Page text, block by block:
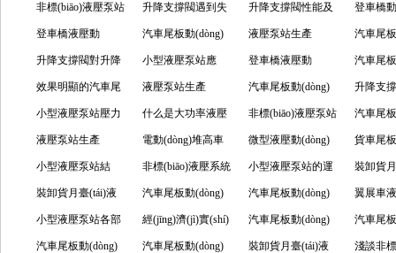
因
成 么要求？ 意什么？
(dòng)力單元使用
應(yīng)注意的事
項(xiàng)？
(tǒng)是由哪幾部
分組成？
么工作的？ 單元的
哪些？
非標(biāo)液壓泵站
是怎么工作的呢？
升降支撐閥遇到失
靈該怎么辦？
升降支撐閥性能及
應(yīng)用分享
登車橋
單元常
理
登車橋液壓動
(dòng)力單元清洗
油路步驟介紹
汽車尾板動(dòng)
力單元使用中要注
意的事項(xiàng)
液壓泵站生產
(chǎn)廠家液壓泵
站運(yùn)用與維護
(hù)介紹
汽車尾
力單元
用？
升降支撐閥對升降
機(jī)的幫助
小型液壓泵站應
(yīng)怎么進(jìn)行
維護(hù)保養
(yǎng)？
登車橋液壓動
(dòng)力單元可分
為哪些類？
汽車尾
力單元
用領
效果明顯的汽車尾
板動(dòng)力單元
液壓泵站生產
(chǎn)廠家?guī)
私庖簤罕谜?/a>
汽車尾板動(dòng)
力單元所需注意的
事項(xiàng)
升降支
的產
小型液壓泵站壓力
無法卸載有什么原
因？
什么是大功率液壓
泵站？
非標(biāo)液壓泵站
由什么部件組成，
有什么作用？
汽車尾
力單元
么體現
液壓泵站生產
(chǎn)廠家液壓泵
站的運(yùn)用與維
護(hù)
電動(dòng)堆高車
動(dòng)力單元有
著什么特點(diǎn)？
微型液壓動(dòng)
力單元優(yōu)勢有
哪些呢？
貨車尾
(dòng)
(yīng)用
紹
小型液壓泵站結
(jié)構(gòu)形式有
哪些呢？
非標(biāo)液壓系統
(tǒng)的調(diào)速
有哪些方式？
小型液壓泵站的運
(yùn)用原理分享
裝卸貨
壓動
知識
分享
裝卸貨月臺(tái)液
壓動(dòng)力單元
功能的分享
汽車尾板動(dòng)
力單元的三大特點
(diǎn)
汽車尾板動(dòng)
力單元使用需了解
的事項(xiàng)
翼展車
(dòng)
能分享
小型液壓泵站各部
件的功用
經(jīng)濟(jì)實(shí)
用型汽車尾板動
汽車尾板動(dòng)
力單元安裝上的相
汽車尾
力單元
汽車尾板動(dòng) 汽車尾板動(dòng) 裝卸貨月臺(tái)液 淺談非